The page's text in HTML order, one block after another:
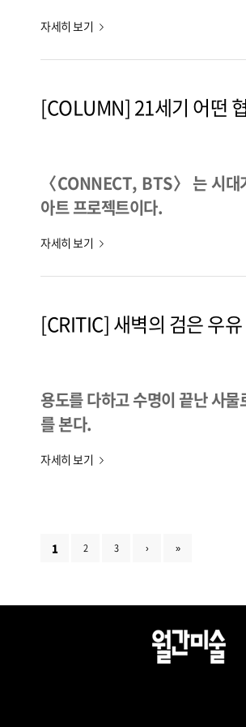
자세히 보기
[COLUMN] 21세기 어떤
〈CONNECT, BTS〉 는 시대
아트 프로젝트이다.
자세히 보기
[CRITIC] 새벽의 검은 우유
용도를 다하고 수명이 끝난 사
를 본다.
자세히 보기
1 2 3 › »